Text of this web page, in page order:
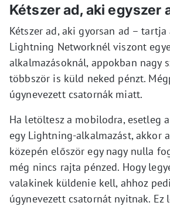
Kétszer ad, aki egyszer
Kétszer ad, aki gyorsan ad – tartja
Lightning Networknél viszont
alkalmazásoknál, appokban nagy
többször is küld neked pénzt.
úgynevezett csatornák miatt.
Ha letöltesz a mobilodra, esetleg
egy Lightning-alkalmazást, akkor
közepén először egy nagy nulla
még nincs rajta pénzed. Hogy
valakinek küldenie kell, ahhoz
úgynevezett csatornát nyitnak. Ez